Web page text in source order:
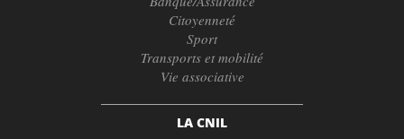
Citoyenneté
Sport
Transports et mobilité
Vie associative
LA CNIL